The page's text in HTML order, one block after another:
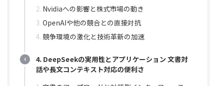
Nvidiaへの影響と株式市場の動き
OpenAIや他の競合との直接対抗
競争環境の激化と技術革新の加速
4. DeepSeekの実用性とアプリケーション 文書対
話や長文コンテキスト対応の便利さ